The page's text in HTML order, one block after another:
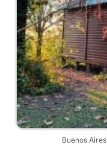
Buenos Aires